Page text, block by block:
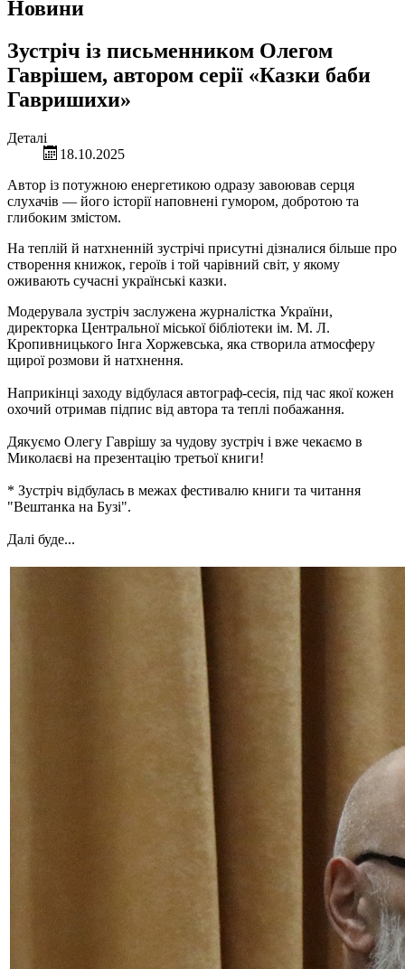
Новини
Зустріч із письменником Олегом
Гаврішем, автором серії «Казки баби
Гавришихи»
Деталі
18.10.2025
Автор із потужною енергетикою одразу завоював серця
слухачів — його історії наповнені гумором, добротою та
глибоким змістом.
На теплій й натхненній зустрічі присутні дізналися більше про
створення книжок, героїв і той чарівний світ, у якому
оживають сучасні українські казки.
Модерувала зустріч заслужена журналістка України,
директорка Центральної міської бібліотеки ім. М. Л.
Кропивницького Інга Хоржевська, яка створила атмосферу
щирої розмови й натхнення.
Наприкінці заходу відбулася автограф-сесія, під час якої кожен
охочий отримав підпис від автора та теплі побажання.
Дякуємо Олегу Гаврішу за чудову зустріч і вже чекаємо в
Миколаєві на презентацію третьої книги!
* Зустріч відбулась в межах фестивалю книги та читання
"Вештанка на Бузі".
Далі буде...